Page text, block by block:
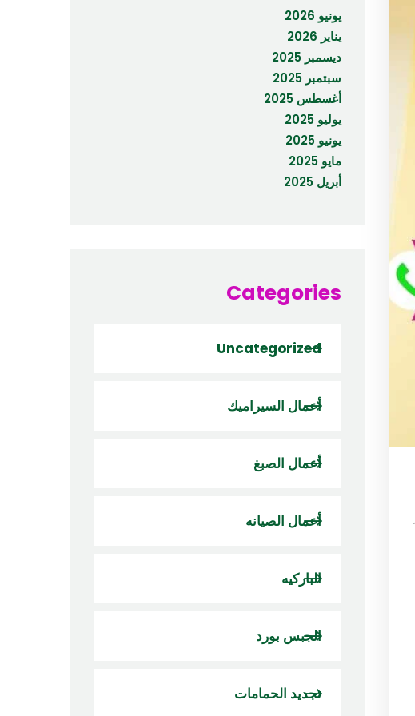
يونيو 2026
يناير 2026
ديسمبر 2025
سبتمبر 2025
أغسطس 2025
يوليو 2025
يونيو 2025
مايو 2025
أبريل 2025
Categories
Uncategorized
أعمال السيراميك
أعمال الصبغ
أعمال الصيانه
الباركيه
الجبس بورد
تجديد الحمامات